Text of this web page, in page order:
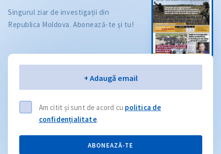
Singurul ziar de investigații din
Republica Moldova. Abonează-te și tu!
+ Adaugă email
Am citit și sunt de acord cu politica de
confidențialitate.
ABONEAZĂ-TE